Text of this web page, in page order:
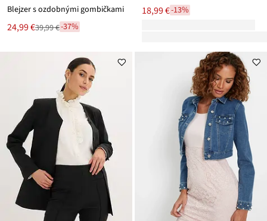
Blejzer s ozdobnými gombičkami
Nová
cena
24,99 €
Zľava
ceny
39,99 €-37%
18,99 €-13%